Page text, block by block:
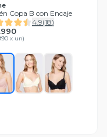
Copa B con Encaje
4.9(18)
x un)